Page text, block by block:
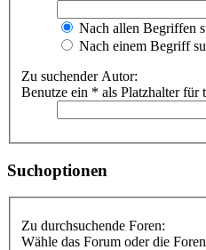
Nach allen Begriffen
Nach einem Begriff
Zu suchender Autor:
Benutze ein * als Platzhalter für
Suchoptionen
Zu durchsuchende Foren:
Wähle das Forum oder die